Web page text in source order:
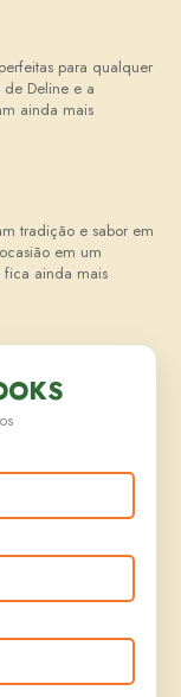
para qualquer
Deline e a
ainda mais
tradição e sabor em
em um
fica ainda mais